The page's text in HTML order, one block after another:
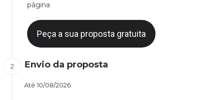
página
Peça a sua proposta gratuita
Envio da proposta
Até 10/08/2026